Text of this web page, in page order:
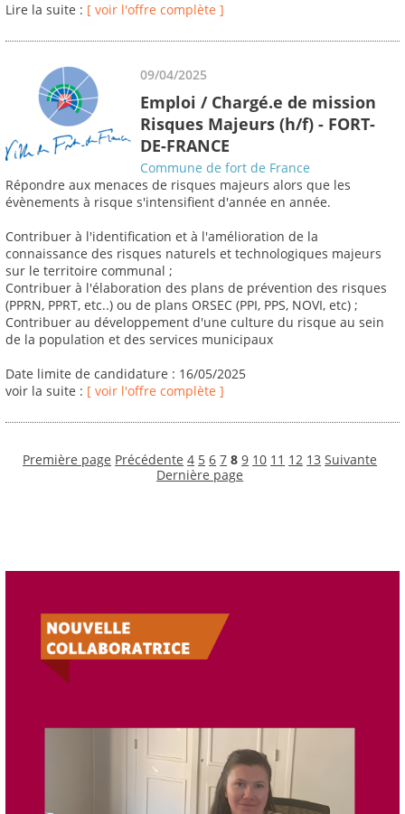
Lire la suite : [ voir l'offre complète ]
09/04/2025
Emploi / Chargé.e de mission
Risques Majeurs (h/f) - FORT-
DE-FRANCE
Commune de fort de France
Répondre aux menaces de risques majeurs alors que les
évènements à risque s'intensifient d'année en année.
Contribuer à l'identification et à l'amélioration de la
connaissance des risques naturels et technologiques majeurs
sur le territoire communal ;
Contribuer à l'élaboration des plans de prévention des risques
(PPRN, PPRT, etc..) ou de plans ORSEC (PPI, PPS, NOVI, etc) ;
Contribuer au développement d'une culture du risque au sein
de la population et des services municipaux
Date limite de candidature : 16/05/2025
voir la suite : [ voir l'offre complète ]
Première page Précédente 4 5 6 7 8 9 10 11 12 13 Suivante
Dernière page